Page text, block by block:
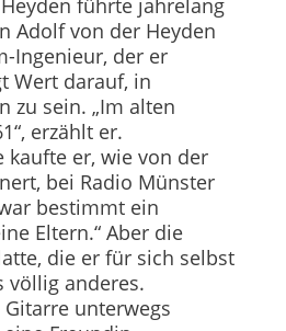
führte jahrelang
Adolf von der Heyden
Ingenieur, der er
Wert darauf, in
zu sein. „Im alten
erzählt er.
kaufte er, wie von der
bei Radio Münster
bestimmt ein
Eltern.“ Aber die
die er für sich selbst
völlig anderes.
unterwegs